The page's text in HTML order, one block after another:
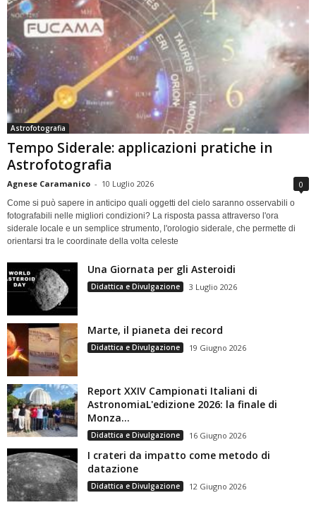
Astrofotografia
Tempo Siderale: applicazioni pratiche in
Astrofotografia
Agnese Caramanico - 10 Luglio 2026 0
Come si può sapere in anticipo quali oggetti del cielo saranno osservabili o
fotografabili nelle migliori condizioni? La risposta passa attraverso l'ora
siderale locale e un semplice strumento, l'orologio siderale, che permette di
orientarsi tra le coordinate della volta celeste
Una Giornata per gli Asteroidi
Didattica e Divulgazione 3 Luglio 2026
Marte, il pianeta dei record
Didattica e Divulgazione 19 Giugno 2026
Report XXIV Campionati Italiani di
AstronomiaL'edizione 2026: la finale di
Monza...
Didattica e Divulgazione 16 Giugno 2026
I crateri da impatto come metodo di
datazione
Didattica e Divulgazione 12 Giugno 2026